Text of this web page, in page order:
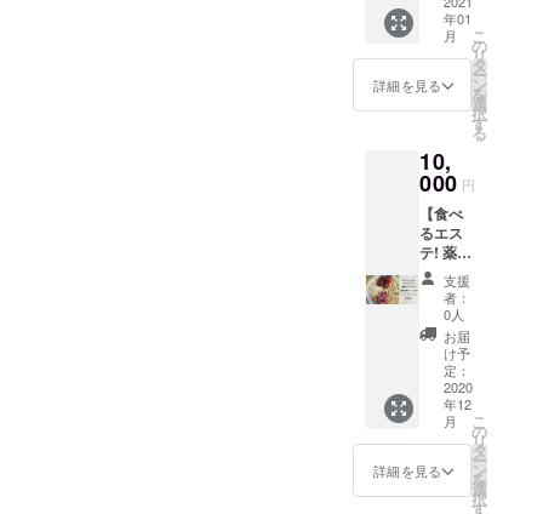
けると
もっと
もっと
くなる
ように
す。 大
変申し
訳ない
のです
が、ご
協力い
ただけ
ると
とって
も助か
ります
＜。。
。。 お
届けは
までを
予定し
スする
オーガ
ニック
ハバネ
ロを使
en(120
ml)」を
一緒に
お届
け！ も
はや痛
い！ で
も、唐
辛子の
華やか
な香り
と旨味
が凝縮
されて
いて、
めちゃ
美味し
種類
に、大
阪のハ
バネロ
マンさ
スする
オーガ
ニック
ハバネ
ロを使
用した
激辛
「Heav
en(120
ml)」を
一緒に
お届
け！ も
はや痛
い！ で
も、唐
辛子の
コーラ
（１２
本セッ
ト）】
開けて
すぐ飲
酸入り
ボトル
も登
場！(๑•̀
ㅁ•́๑)✧
オーガ
ニック
のハバ
ネロが
痛気持
ちい
い、フ
ルー
ティさ
も香り
立つ快
感の
年01
月
詳細を見る
こ
の
リ
タ
ー
ン
を
選
択
す
る
10,
000 円
【食べ
るエス
テ! 薬膳
でデ
ドック
ス美魔
女鍋＆
コーラ
セッ
ト】
tabelメ
ンバー
坂上
の、ス
ペシャ
ル企
支援
者：
0人
お届
け予
定：
2020
年12
月
詳細を見る
こ
の
リ
タ
ー
ン
を
選
択
す